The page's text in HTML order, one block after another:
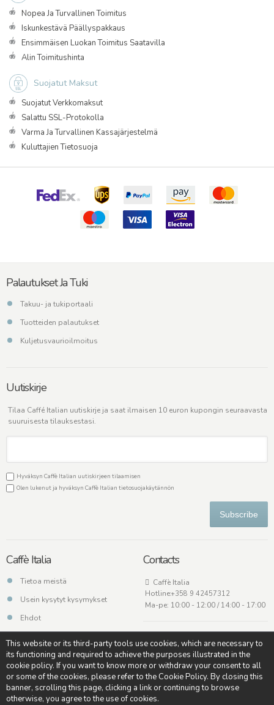
Nopea Ja Turvallinen Toimitus
Iskunkestävä Päällyspakkaus
Ensimmäisen Luokan Toimitus Saatavilla
Alin Toimitushinta
Suojatut Maksut
Suojatut Verkkomaksut
Salattu SSL-Protokolla
Varma Ja Turvallinen Kassajärjestelmä
Kuluttajien Tietosuoja
Palautukset Ja Tuki
Takuu- ja tukiportaali
Tuotteiden palautukset
Kuljetusvaurioilmoitus
Uutiskirje
Tilaa Caffé Italian uutiskirje ja saat ilmaisen 10 euron kupongin seuraavasta
suuruisesta tilauksestasi.
Hyväksyn Caffè Italian uutiskirjeen tilaamisen
Olen lukenut ja hyväksyn Caffè Italian tietosuojakäytännön
Subscribe
Caffè Italia
Tietoa meistä
Usein kysytyt kysymykset
Ehdot
Contacts
Caffè Italia
Hotline:+358 9 42457312
Ma-pe: 10:00 - 12:00 / 14:00 - 17:00
Copyright © - Caffè Italia - All rights reserved - Credits:
This website or its third-party tools use cookies, which are necessary to
its functioning and required to achieve the purposes illustrated in the
cookie policy. If you want to know more or withdraw your consent to all
or some of the cookies, please refer to the Cookie Policy. By closing this
banner, scrolling this page, clicking a link or continuing to browse
otherwise, you agree to the use of cookies.